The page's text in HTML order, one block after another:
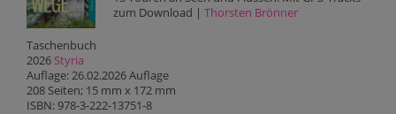
zum Download | Thorsten Brönner
Taschenbuch
2026 Styria
Auflage: 26.02.2026 Auflage
208 Seiten; 15 mm x 172 mm
ISBN: 978-3-222-13751-8